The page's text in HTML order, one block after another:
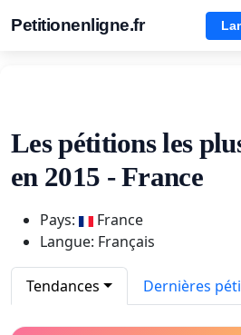
Petitionenligne.fr
Les pétitions les
en 2015 - France
Pays:
France
Langue: Français
Tendances Dernières